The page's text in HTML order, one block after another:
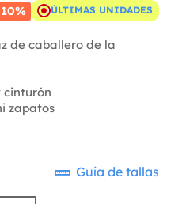
10% ÚLTIMAS UNIDADES
de caballero de la
cinturón
zapatos
Guía de tallas